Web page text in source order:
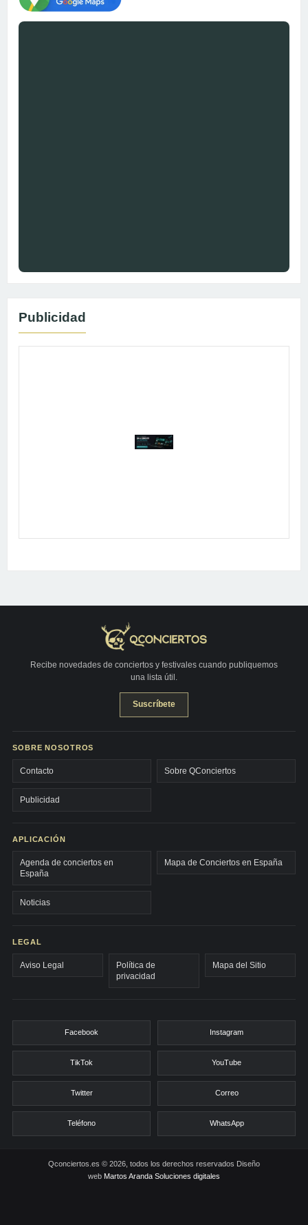
Publicidad
Publicidad
Recibe novedades de conciertos y festivales cuando publiquemos
una lista útil.
Suscríbete
SOBRE NOSOTROS
Contacto Sobre QConciertos
Publicidad
APLICACIÓN
Agenda de conciertos en
España
Mapa de Conciertos en España
Noticias
LEGAL
Aviso Legal
Política de
privacidad
Mapa del Sitio
Facebook Instagram
TikTok YouTube
Twitter Correo
Teléfono WhatsApp
Qconciertos.es © 2026, todos los derechos reservados Diseño
web Martos Aranda Soluciones digitales